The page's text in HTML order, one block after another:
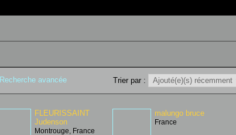
Recherche avancée Trier par :
FLEURISSAINT
Judenson
Montrouge, France
malungo bruce
France